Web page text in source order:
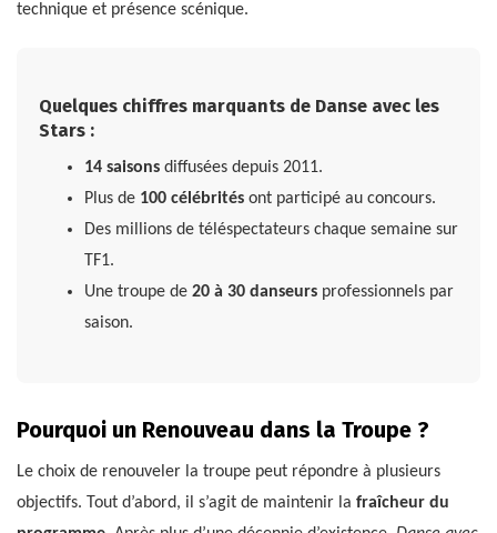
technique et présence scénique.
Quelques chiffres marquants de Danse avec les
Stars :
14 saisonsdiffusées depuis 2011.
Plus de 100 célébritésont participé au concours.
Des millions de téléspectateurs chaque semaine sur
TF1.
Une troupe de 20 à 30 danseursprofessionnels par
saison.
Pourquoi un Renouveau dans la Troupe ?
Le choix de renouveler la troupe peut répondre à plusieurs
objectifs. Tout d’abord, il s’agit de maintenir la fraîcheur du